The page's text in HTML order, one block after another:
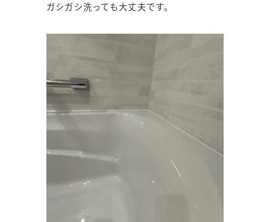
ガシガシ洗っても大丈夫です。